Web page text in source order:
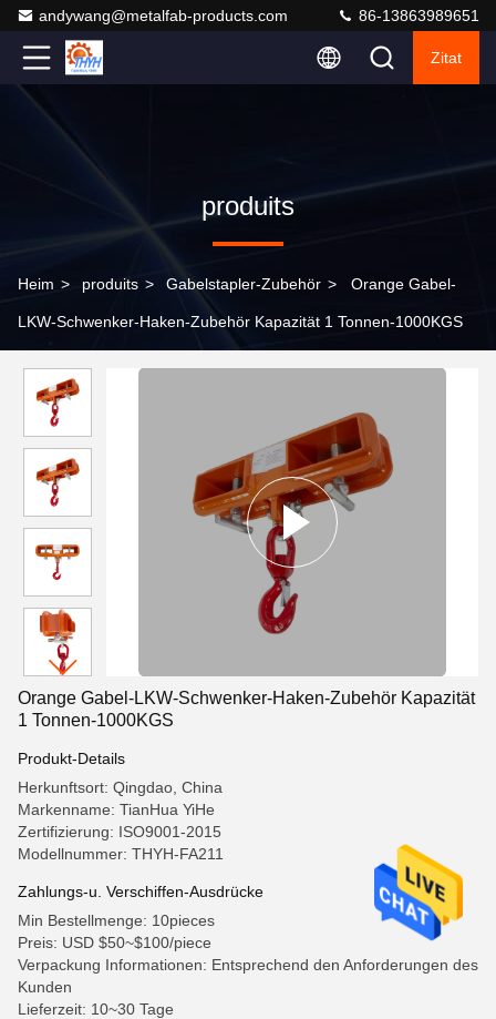
andywang@metalfab-products.com 86-13863989651
Zitat
produits
Heim > produits > Gabelstapler-Zubehör > Orange Gabel-
LKW-Schwenker-Haken-Zubehör Kapazität 1 Tonnen-1000KGS
Orange Gabel-LKW-Schwenker-Haken-Zubehör Kapazität
1 Tonnen-1000KGS
Produkt-Details
Herkunftsort: Qingdao, China
Markenname: TianHua YiHe
Zertifizierung: ISO9001-2015
Modellnummer: THYH-FA211
Zahlungs-u. Verschiffen-Ausdrücke
Min Bestellmenge: 10pieces
Preis: USD $50~$100/piece
Verpackung Informationen: Entsprechend den Anforderungen des
Kunden
Lieferzeit: 10~30 Tage